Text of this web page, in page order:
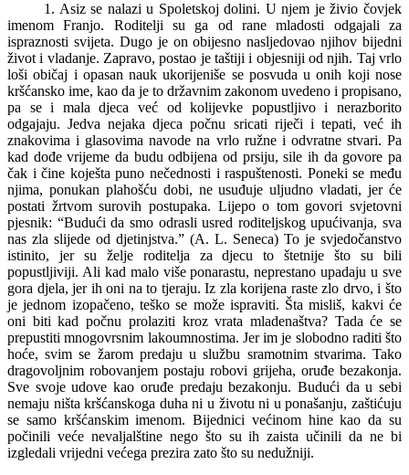
1. Asiz se nalazi u Spoletskoj dolini. U njem je živio čovjek
imenom Franjo. Roditelji su ga od rane mladosti odgajali za
ispraznosti svijeta. Dugo je on obijesno nasljedovao njihov bijedni
život i vladanje. Zapravo, postao je taštiji i objesniji od njih. Taj vrlo
loši običaj i opasan nauk ukorijeniše se posvuda u onih koji nose
kršćansko ime, kao da je to državnim zakonom uvedeno i propisano,
pa se i mala djeca već od kolijevke popustljivo i nerazborito
odgajaju. Jedva nejaka djeca počnu sricati riječi i tepati, već ih
znakovima i glasovima navode na vrlo ružne i odvratne stvari. Pa
kad dođe vrijeme da budu odbijena od prsiju, sile ih da govore pa
čak i čine koješta puno nečednosti i raspuštenosti. Poneki se među
njima, ponukan plahošću dobi, ne usuđuje uljudno vladati, jer će
postati žrtvom surovih postupaka. Lijepo o tom govori svjetovni
pjesnik: “Budući da smo odrasli usred roditeljskog upućivanja, sva
nas zla slijede od djetinjstva.” (A. L. Seneca) To je svjedočanstvo
istinito, jer su želje roditelja za djecu to štetnije što su bili
popustljiviji. Ali kad malo više ponarastu, neprestano upadaju u sve
gora djela, jer ih oni na to tjeraju. Iz zla korijena raste zlo drvo, i što
je jednom izopačeno, teško se može ispraviti. Šta misliš, kakvi će
oni biti kad počnu prolaziti kroz vrata mladenaštva? Tada će se
prepustiti mnogovrsnim lakoumnostima. Jer im je slobodno raditi što
hoće, svim se žarom predaju u službu sramotnim stvarima. Tako
dragovoljnim robovanjem postaju robovi grijeha, oruđe bezakonja.
Sve svoje udove kao oruđe predaju bezakonju. Budući da u sebi
nemaju ništa kršćanskoga duha ni u životu ni u ponašanju, zaštićuju
se samo kršćanskim imenom. Bijednici većinom hine kao da su
počinili veće nevaljalštine nego što su ih zaista učinili da ne bi
izgledali vrijedni većega prezira zato što su nedužniji.